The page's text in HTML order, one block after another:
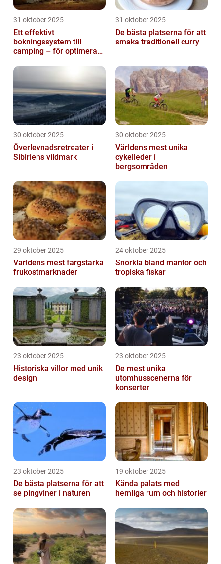
31 oktober 2025
Ett effektivt
bokningssystem till
camping – för optimerad
31 oktober 2025
De bästa platserna för att
smaka traditionell curry
30 oktober 2025
Överlevnadsretreater i
Sibiriens vildmark
30 oktober 2025
Världens mest unika
cykelleder i
bergsområden
29 oktober 2025
Världens mest färgstarka
frukostmarknader
24 oktober 2025
Snorkla bland mantor och
tropiska fiskar
23 oktober 2025
Historiska villor med unik
design
23 oktober 2025
De mest unika
utomhusscenerna för
konserter
23 oktober 2025
De bästa platserna för att
se pingviner i naturen
19 oktober 2025
Kända palats med
hemliga rum och historier